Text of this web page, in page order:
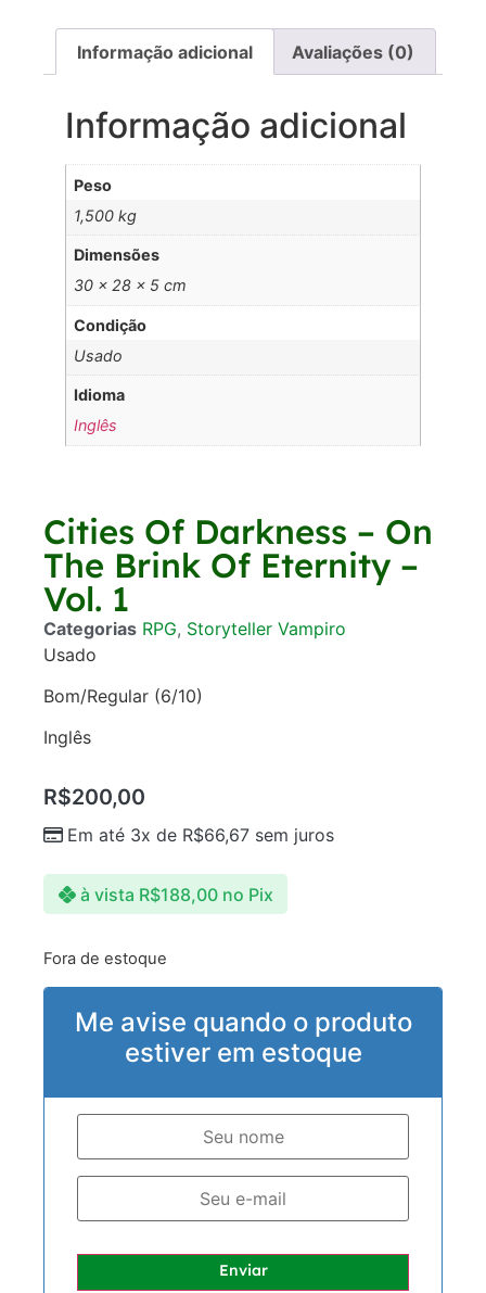
Informação adicional Avaliações (0)
Informação adicional
Peso
1,500 kg
Dimensões
30 × 28 × 5 cm
Condição
Usado
Idioma
Inglês
Cities Of Darkness – On
The Brink Of Eternity –
Vol. 1
Categorias RPG, Storyteller Vampiro
Usado
Bom/Regular (6/10)
Inglês
R$200,00
Em até 3x de R$66,67 sem juros
à vista R$188,00 no Pix
Fora de estoque
Me avise quando o produto
estiver em estoque
Enviar